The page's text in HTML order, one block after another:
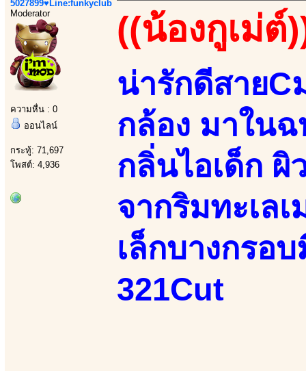
5027899♥Line:funkyclub
Moderator
ความหื่น : 0
ออนไลน์
กระทู้: 71,697
โพสต์: 4,936
((น้องกูเม่ต์
น่ารักดีสาย
กล้อง มาใน
กลิ่นไอเด็ก ผิ
จากริมทะเล
เล็กบางกรอ
321Cut